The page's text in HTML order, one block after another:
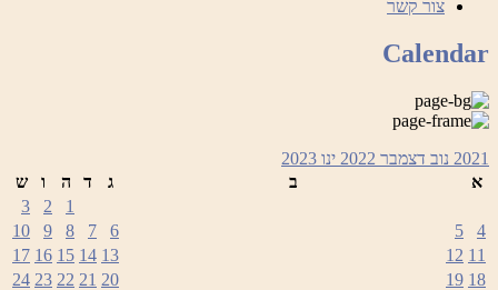
צור קשר
Calendar
2021 נוב דצמבר 2022 ינו 2023
א
ב ג ד ה ו
ש
1
2
3
4
5
6
7
8
9
10
11
12
13
14
15
16
17
18
19
20
21
22
23
24